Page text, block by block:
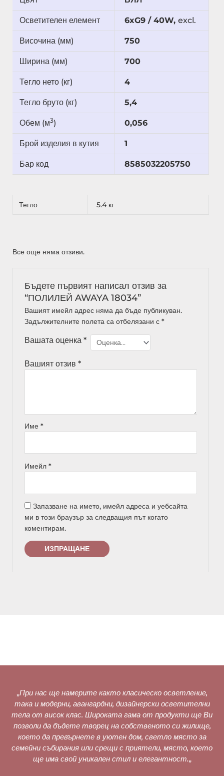
Осветителен елемент 6xG9 / 40W, excl.
Височина (мм) 750
Ширина (мм) 700
Тегло нето (кг) 4
Тегло бруто (кг) 5,4
Обем (м3) 0,056
Брой изделия в кутия 1
Бар код 8585032205750
Тегло 5.4 кг
Все още няма отзиви.
Бъдете първият написал отзив за
“ПОЛИЛЕЙ AWAYA 18034”
Вашият имейл адрес няма да бъде публикуван.
Задължителните полета са отбелязани с *
Вашата оценка *
Вашият отзив *
Име *
Имейл *
Запазване на името, имейл адреса и уебсайта
ми в този браузър за следващия път когато
коментирам.
„При нас ще намерите както класическо осветление,
така и модерни, авангардни, дизайнерски осветителни
тела от висок клас. Широката гама от продукти ще Ви
позволи да бъдете творец на собственото си жилище,
което да превърнете в уютен дом, светло място за
семейни събирания или срещи с приятели, място, което
ще има свой уникален стил и елегантност.„